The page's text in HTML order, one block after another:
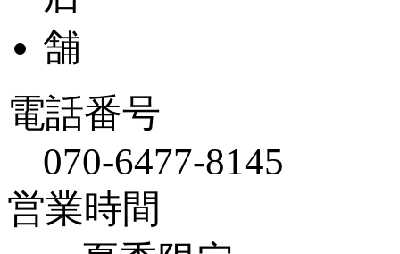
電話番号
070-6477-8145
営業時間